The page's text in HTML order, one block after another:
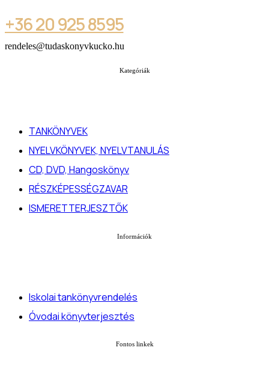
+36 20 925 8595
rendeles@tudaskonyvkucko.hu
Kategóriák
TANKÖNYVEK
NYELVKÖNYVEK, NYELVTANULÁS
CD, DVD, Hangoskönyv
RÉSZKÉPESSÉGZAVAR
ISMERETTERJESZTŐK
Információk
Iskolai tankönyvrendelés
Óvodai könyvterjesztés
Fontos linkek